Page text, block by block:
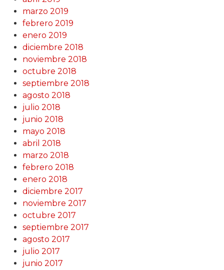
marzo 2019
febrero 2019
enero 2019
diciembre 2018
noviembre 2018
octubre 2018
septiembre 2018
agosto 2018
julio 2018
junio 2018
mayo 2018
abril 2018
marzo 2018
febrero 2018
enero 2018
diciembre 2017
noviembre 2017
octubre 2017
septiembre 2017
agosto 2017
julio 2017
junio 2017